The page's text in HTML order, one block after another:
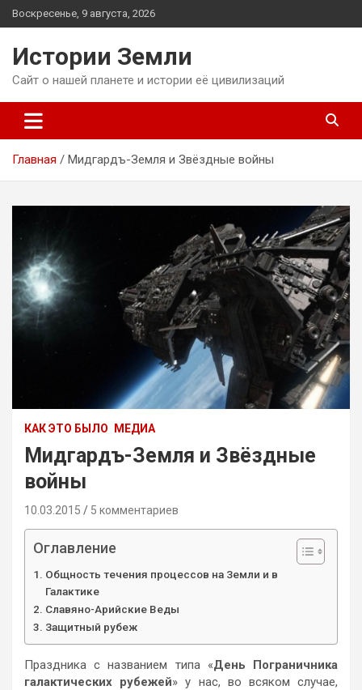
Перейти
к
Воскресенье, 9 августа, 2026
Истории Земли
Сайт о нашей планете и истории её цивилизаций
Главная Мидгардъ-Земля и Звёздные войны
КАК ЭТО БЫЛО МЕДИА
Мидгардъ-Земля и Звёздные
войны
10.03.2015 5 комментариев
Оглавление
Общность течения процессов на Земли и в
Галактике
Славяно-Арийские Веды
Защитный рубеж
Праздника с названием типа «День Пограничника
галактических рубежей» у нас, во всяком случае,